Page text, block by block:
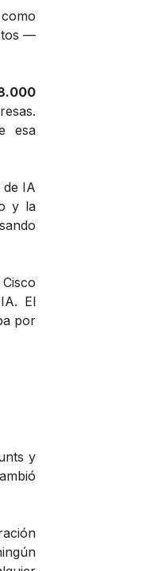
—
esa
IA
y la
El
por
y